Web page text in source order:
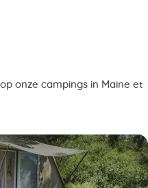
onze campings in Maine et